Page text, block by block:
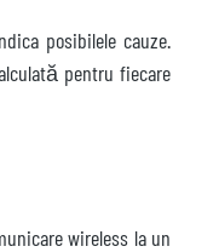
posibilele cauze.
pentru fiecare
wireless la un